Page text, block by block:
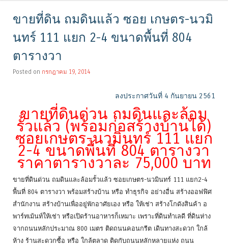
ขายที่ดิน ถมดินแล้ว ซอย เกษตร-นวมิ
นทร์ 111 แยก 2-4 ขนาดพื้นที่ 804
ตารางวา
Posted on กรกฎาคม 19, 2014
ลงประกาศวันที่ 4 กันยายน 2561
ขายที่ดินด่วน ถมดินและล้อม
รั้วแล้ว (พร้อมก่อสร้างบ้านได้)
ซอยเกษตร-นวมินทร์ 111 แยก
2-4 ขนาดพื้นที่ 804 ตารางวา
ราคาตารางวาละ 75,000 บาท
ขายที่ดินด่วน ถมดินและล้อมรั้วแล้ว ซอยเกษตร-นวมินทร์ 111 แยก2-4
พื้นที่ 804 ตารางวา พร้อมสร้างบ้าน หรือ ทำธุรกิจ อย่างอื่น สร้างออฟฟิศ
สำนักงาน สร้างบ้านเพื่ออยู่พักอาศัยเอง หรือ ให้เช่า สร้างโกดังสินค้า อ
พาร์ทเม้นท์ให้เช่า หรือเปิดร้านอาหารก็เหมาะ เพราะที่ดินทำเลดี ที่ดินห่าง
จากถนนหลักประมาณ 800 เมตร ติดถนนคอนกรีต เดินทางสะดวก ใกล้
ห้าง ร้านสะดวกซื้อ หรือ ใกล้ตลาด ติดกับถนนหลักหลายแห่ง ถนน